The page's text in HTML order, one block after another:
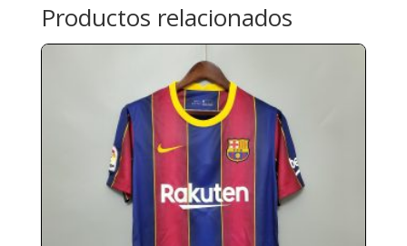
Productos relacionados